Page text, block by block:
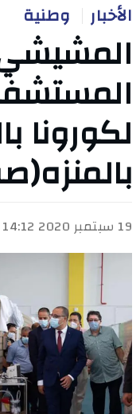
الأخبار وطنية
لكورونا
19 سبتمبر 2020 14:12